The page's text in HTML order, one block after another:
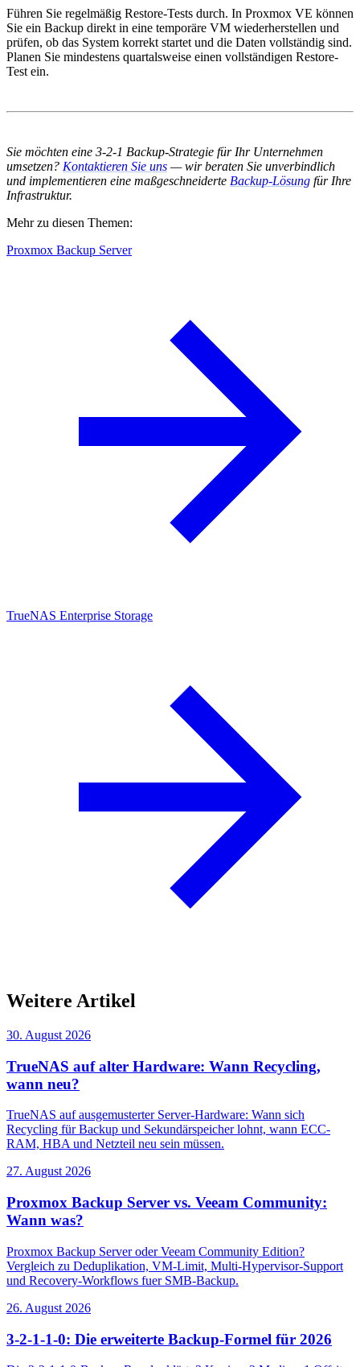
Führen Sie regelmäßig Restore-Tests durch. In Proxmox VE können
Sie ein Backup direkt in eine temporäre VM wiederherstellen und
prüfen, ob das System korrekt startet und die Daten vollständig sind.
Planen Sie mindestens quartalsweise einen vollständigen Restore-
Test ein.
Sie möchten eine 3-2-1 Backup-Strategie für Ihr Unternehmen
umsetzen? Kontaktieren Sie uns — wir beraten Sie unverbindlich
und implementieren eine maßgeschneiderte Backup-Lösung für Ihre
Infrastruktur.
Mehr zu diesen Themen:
Proxmox Backup Server
TrueNAS Enterprise Storage
Weitere Artikel
30. August 2026
TrueNAS auf alter Hardware: Wann Recycling,
wann neu?
TrueNAS auf ausgemusterter Server-Hardware: Wann sich
Recycling für Backup und Sekundärspeicher lohnt, wann ECC-
RAM, HBA und Netzteil neu sein müssen.
27. August 2026
Proxmox Backup Server vs. Veeam Community:
Wann was?
Proxmox Backup Server oder Veeam Community Edition?
Vergleich zu Deduplikation, VM-Limit, Multi-Hypervisor-Support
und Recovery-Workflows fuer SMB-Backup.
26. August 2026
3-2-1-1-0: Die erweiterte Backup-Formel für 2026